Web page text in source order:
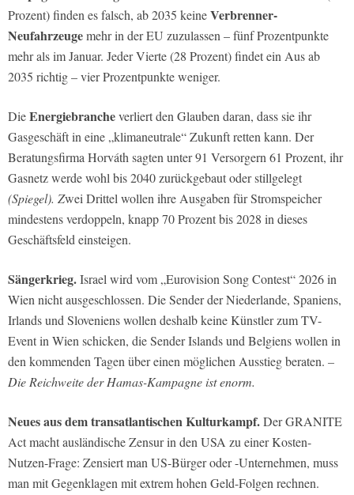
Prozent) finden es falsch, ab 2035 keineVerbrenner-
Neufahrzeugemehr in der EU zuzulassen – fünf Prozentpunkte
mehr als im Januar. Jeder Vierte (28 Prozent) findet ein Aus ab
2035 richtig – vier Prozentpunkte weniger.
DieEnergiebrancheverliert den Glauben daran, dass sie ihr
Gasgeschäft in eine „klimaneutrale“ Zukunft retten kann. Der
Beratungsfirma Horváth sagten unter 91 Versorgern 61 Prozent, ihr
Gasnetz werde wohl bis 2040 zurückgebaut oder stillgelegt
(Spiegel). Zwei Drittel wollen ihre Ausgaben für Stromspeicher
mindestens verdoppeln, knapp 70 Prozent bis 2028 in dieses
Geschäftsfeld einsteigen.
Sängerkrieg.Israel wird vom „Eurovision Song Contest“ 2026 in
Wien nicht ausgeschlossen. Die Sender der Niederlande, Spaniens,
Irlands und Sloveniens wollen deshalb keine Künstler zum TV-
Event in Wien schicken, die Sender Islands und Belgiens wollen in
den kommenden Tagen über einen möglichen Ausstieg beraten. –
Die Reichweite der Hamas-Kampagne ist enorm.
Neues aus dem transatlantischen Kulturkampf.Der GRANITE
Act macht ausländische Zensur in den USA zu einer Kosten-
Nutzen-Frage: Zensiert man US-Bürger oder -Unternehmen, muss
man mit Gegenklagen mit extrem hohen Geld-Folgen rechnen.